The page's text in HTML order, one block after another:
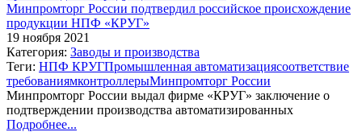
Минпромторг России подтвердил российское происхождение
продукции НПФ «КРУГ»
19 ноября 2021
Категория: Заводы и производства
Теги: НПФ КРУГПромышленная автоматизациясоответствие
требованиямконтроллерыМинпромторг России
Минпромторг России выдал фирме «КРУГ» заключение о
подтверждении производства автоматизированных
Подробнее...